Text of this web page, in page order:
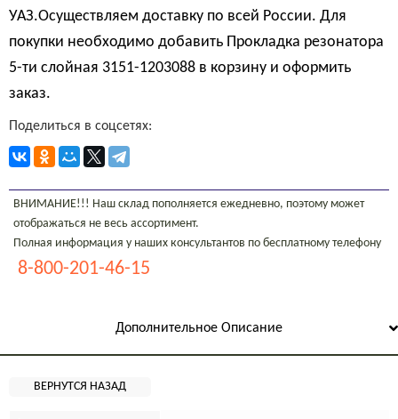
УАЗ.Осуществляем доставку по всей России. Для
покупки необходимо добавить Прокладка резонатора
5-ти слойная 3151-1203088 в корзину и оформить
заказ.
Поделиться в соцсетях:
ВНИМАНИЕ!!! Наш склад пополняется ежедневно, поэтому может
отображаться не весь ассортимент.
Полная информация у наших консультантов по бесплатному телефону
8-800-201-46-15
Дополнительное Описание